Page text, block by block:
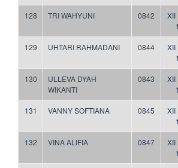
128 TRI WAHYUNI 0842
XII
1
129 UHTARI RAHMADANI 0844
XII
1
130
ULLEVA DYAH
WIKANTI
0843
XII
1
131 VANNY SOFTIANA 0845
XII
1
132 VINA ALIFIA 0847
XII
1